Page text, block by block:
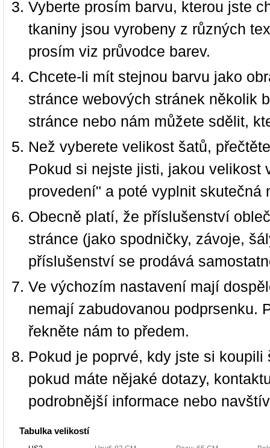
Vyberte prosím barvu, kterou jste
tkaniny jsou vyrobeny z různých
prosím viz průvodce barev.
Chcete-li mít stejnou barvu jako
stránce webových stránek několik
stránce nebo nám můžete sdělit,
Než vyberete velikost šatů,
Pokud si nejste jisti, jakou velikost
provedení" a poté vyplnit
Obecně platí, že příslušenství
stránce (jako spodničky, závoje,
příslušenství se prodává
Ve výchozím nastavení mají
nemají zabudovanou podprsenku.
řekněte nám to předem.
Pokud je poprvé, kdy jste si
pokud máte nějaké dotazy,
podrobnější informace nebo
Tabulka velikostí